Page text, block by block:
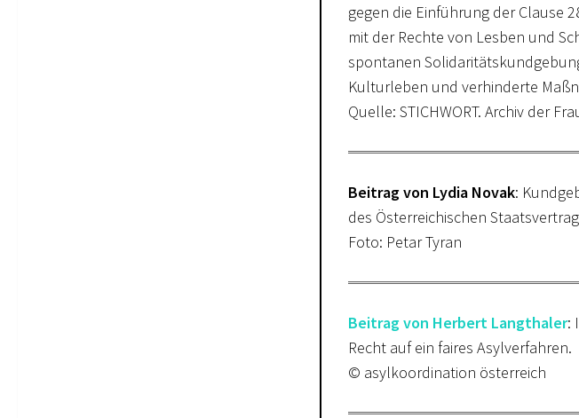
gegen die Einführung der Clause
mit der Rechte von Lesben und
spontanen
Kulturleben und verhinderte
Quelle: STICHWORT. Archiv der
Beitrag von Lydia Novak:
des Österreichischen
Foto: Petar Tyran
Beitrag von Herbert Langthaler:
Recht auf ein faires Asylverfahren.
© asylkoordination österreich